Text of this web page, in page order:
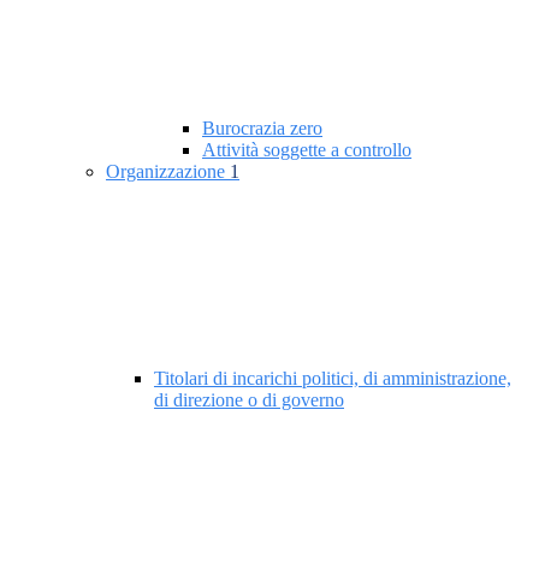
Burocrazia zero
Attività soggette a controllo
Organizzazione 1
Titolari di incarichi politici, di amministrazione,
di direzione o di governo